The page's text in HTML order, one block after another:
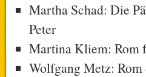
Martha Schad: Die
Peter
Martina Kliem: Rom
Wolfgang Metz: